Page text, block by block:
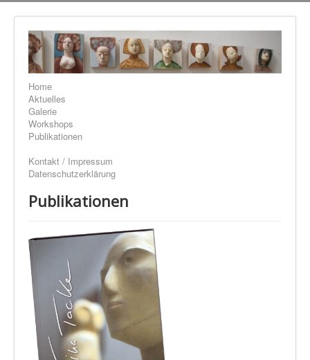
Home
Aktuelles
Galerie
Workshops
Publikationen
Kontakt / Impressum
Datenschutzerklärung
Publikationen